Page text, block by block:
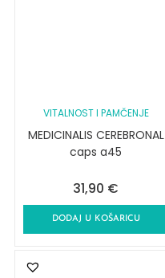
VITALNOST I PAMČENJE
MEDICINALIS CEREBRONAL
caps a45
31,90 €
DODAJ U KOŠARICU